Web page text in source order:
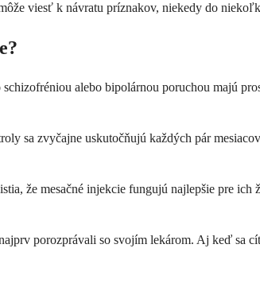
viesť k návratu príznakov, niekedy do
alebo bipolárnou poruchou majú
sa zvyčajne uskutočňujú každých pár
že mesačné injekcie fungujú najlepšie pre
porozprávali so svojím lekárom. Aj keď sa